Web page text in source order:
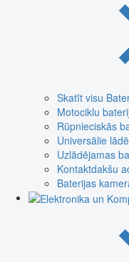
Skatīt visu
Motociklu
Rūpnieciskās
Universālie
Uzlādējamas
Kontaktdakšu
Baterijas